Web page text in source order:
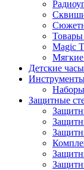
Товары
Magic
Детские
Защитные